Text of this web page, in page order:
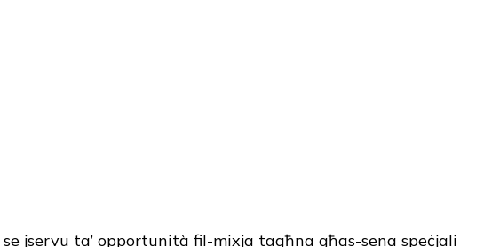
jservu ta’ opportunità fil-mixja tagħna għas-sena speċjali